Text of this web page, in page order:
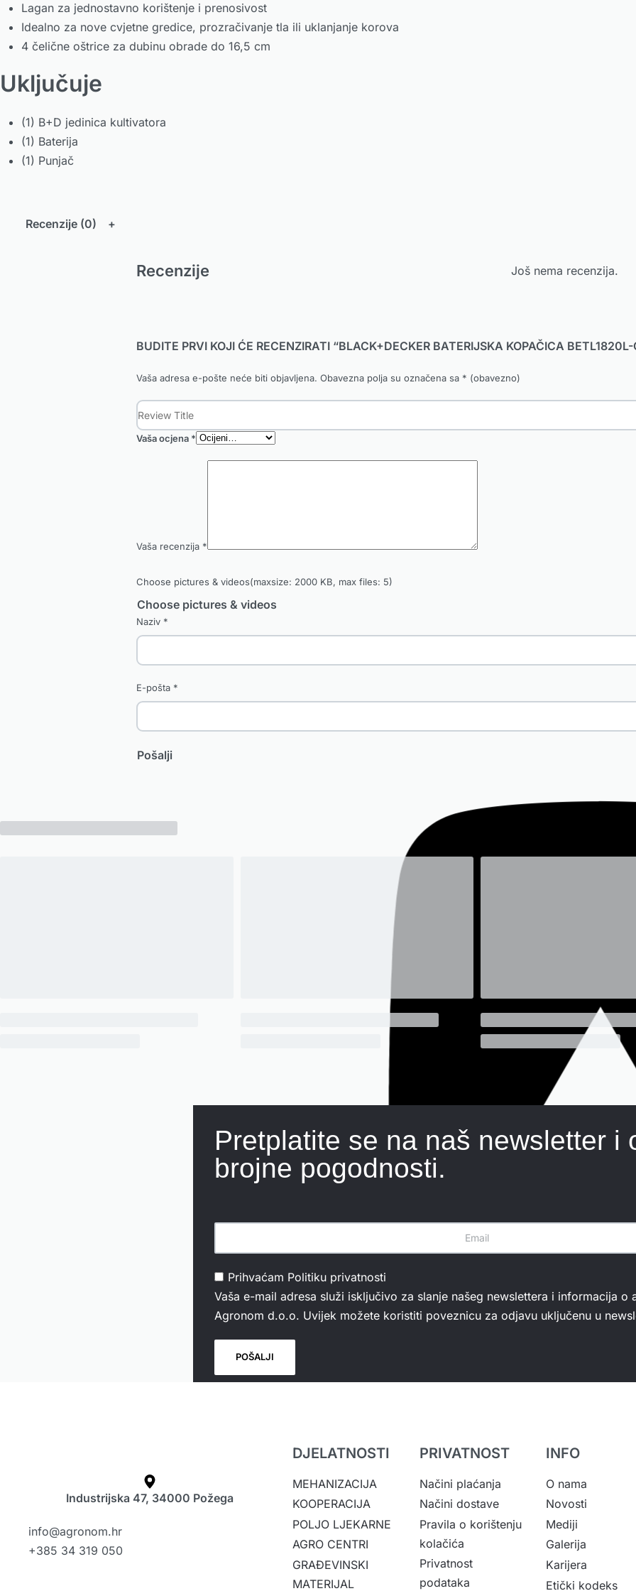
Lagan za jednostavno korištenje i prenosivost
Idealno za nove cvjetne gredice, prozračivanje tla ili uklanjanje korova
4 čelične oštrice za dubinu obrade do 16,5 cm
Uključuje
(1) B+D jedinica kultivatora
(1) Baterija
(1) Punjač
Recenzije (0)
Recenzije Još nema recenzija.
BUDITE PRVI KOJI ĆE RECENZIRATI “BLACK+DECKER BATERIJSKA KOPAČICA BETL1820L-
Vaša adresa e-pošte neće biti objavljena. Obavezna polja su označena sa * (obavezno)
Vaša ocjena *
Vaša recenzija *
Choose pictures & videos(maxsize: 2000 KB, max files: 5)
Choose pictures & videos
Naziv *
E-pošta *
Pretplatite se na naš newsletter i
brojne pogodnosti.
Prihvaćam Politiku privatnosti
Vaša e-mail adresa služi isključivo za slanje našeg newslettera i informacija o
Agronom d.o.o. Uvijek možete koristiti poveznicu za odjavu uključenu u
Industrijska 47, 34000 Požega
info@agronom.hr
+385 34 319 050
DJELATNOSTI
MEHANIZACIJA
KOOPERACIJA
POLJO LJEKARNE
AGRO CENTRI
GRAĐEVINSKI
MATERIJAL
PRIVATNOST
Načini plaćanja
Načini dostave
Pravila o korištenju
kolačića
Privatnost
podataka
INFO
O nama
Novosti
Mediji
Galerija
Karijera
Etički kodeks